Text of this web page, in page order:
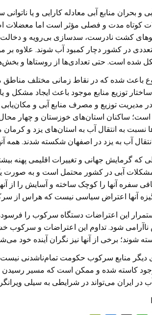
و بحران منابع آبی معادله کارایی و یا
کوتاه مدت و فصلی مؤثر است اما معضلات
کشت نادرست، سدسازی بی‌رویه و
در کشور دچار کمبود آب شوند. علاوه
شده است. حتی تعدادی‌ها از روستاها و
باعث شده که در نقاط زمانی مختلف مناطق
توزیع منابع موجود باعث ایجاد مشکل
در مدیریت توزیع و مصرف منابع آبی و
است؛ ساکنان استان‌های خوزستان و چهار
نسبت به انتقال آب به استان‌‌های یزد و
آب به یزد در اصفهان شکسته شدند. همه
که گرمایش جهانی و تغییرات اقلیمی پهنه
آبی در کشور محتمل است و به صورت
سفره آنها را کوچک ساخته و آسایش را از
آنها اعتراض سیاسی نیست که هراس از
این اعتراضات دستگاه سرکوب را
شود. تداوم این اعتراضات و سرکوب
شوند؛ برخی از آنها نیز نگران آینده خود
دیگر منابع سرکوب حکومت تمام‌ناشدنی
کاسته شده و ممکن است که مسیر رسیدن
آب در ایران می‌تواند در شرایطی به سیلی